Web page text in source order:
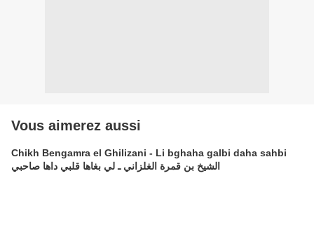
Vous aimerez aussi
Chikh Bengamra el Ghilizani - Li bghaha galbi daha sahbi
الشيخ بن قمرة الغلزاني ـ لي بغاها قلبي داها صاحبي